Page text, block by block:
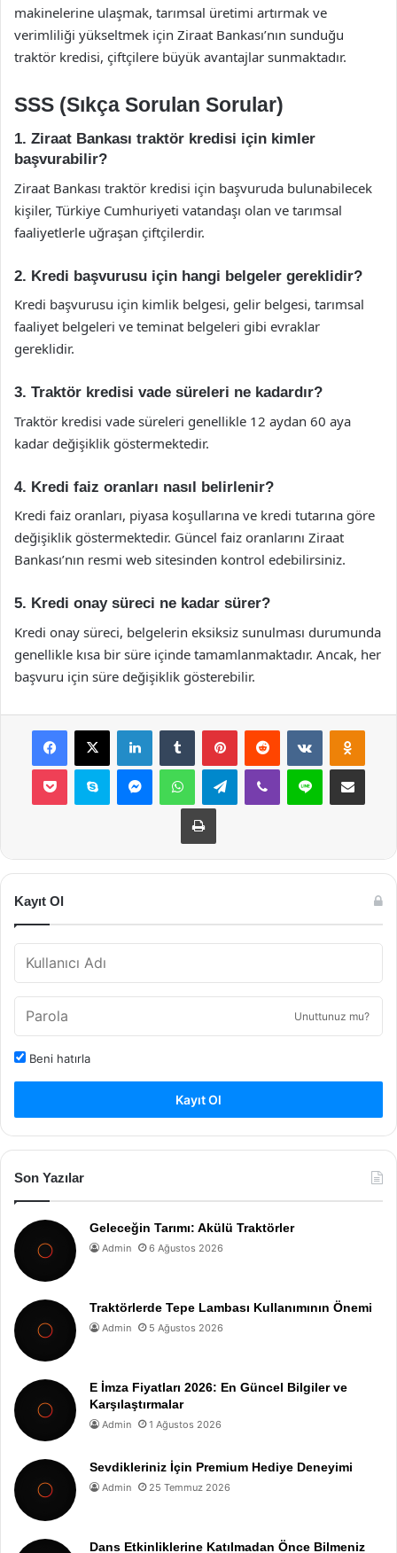
makinelerine ulaşmak, tarımsal üretimi artırmak ve
verimliliği yükseltmek için Ziraat Bankası’nın sunduğu
traktör kredisi, çiftçilere büyük avantajlar sunmaktadır.
SSS (Sıkça Sorulan Sorular)
1. Ziraat Bankası traktör kredisi için kimler
başvurabilir?
Ziraat Bankası traktör kredisi için başvuruda bulunabilecek
kişiler, Türkiye Cumhuriyeti vatandaşı olan ve tarımsal
faaliyetlerle uğraşan çiftçilerdir.
2. Kredi başvurusu için hangi belgeler gereklidir?
Kredi başvurusu için kimlik belgesi, gelir belgesi, tarımsal
faaliyet belgeleri ve teminat belgeleri gibi evraklar
gereklidir.
3. Traktör kredisi vade süreleri ne kadardır?
Traktör kredisi vade süreleri genellikle 12 aydan 60 aya
kadar değişiklik göstermektedir.
4. Kredi faiz oranları nasıl belirlenir?
Kredi faiz oranları, piyasa koşullarına ve kredi tutarına göre
değişiklik göstermektedir. Güncel faiz oranlarını Ziraat
Bankası’nın resmi web sitesinden kontrol edebilirsiniz.
5. Kredi onay süreci ne kadar sürer?
Kredi onay süreci, belgelerin eksiksiz sunulması durumunda
genellikle kısa bir süre içinde tamamlanmaktadır. Ancak, her
başvuru için süre değişiklik gösterebilir.
Facebook
X LinkedInTumblr PinterestReddit VKontakte
Pocket Skype MessengerWhatsAppTelegramViber Line E-Posta ile
Yazdır
Kayıt Ol
Unuttunuz mu?
Beni hatırla
Kayıt Ol
Son Yazılar
Geleceğin Tarımı: Akülü Traktörler
Admin 6 Ağustos 2026
Traktörlerde Tepe Lambası Kullanımının Önemi
Admin 5 Ağustos 2026
E İmza Fiyatları 2026: En Güncel Bilgiler ve
Karşılaştırmalar
Admin 1 Ağustos 2026
Sevdikleriniz İçin Premium Hediye Deneyimi
Admin 25 Temmuz 2026
Dans Etkinliklerine Katılmadan Önce Bilmeniz